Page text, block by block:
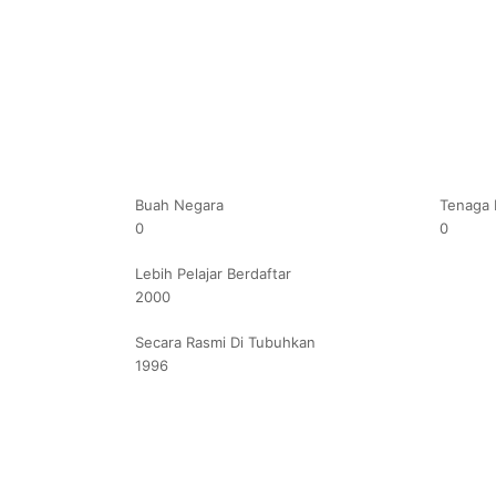
Buah Negara
0
Tenaga
0
Lebih Pelajar Berdaftar
2000
Secara Rasmi Di Tubuhkan
1996